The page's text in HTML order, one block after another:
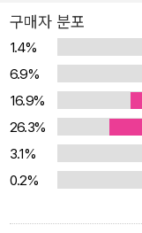
측하기에 앞서 하늘에
인 크기, 밝기, 색깔의
다. 그 어느 것이나
과 희귀한 사진을 중심
세하고도 자상하게 설명해 준다. 주요 별자리의
등 다양한 정보 제공
별에 대한 탐구는 별을
별자리의 전체 배치, 계
와 찾는 법, 관련 신화
구매자 분포
1.4%
6.9%
16.9%
26.3%
3.1%
0.2%